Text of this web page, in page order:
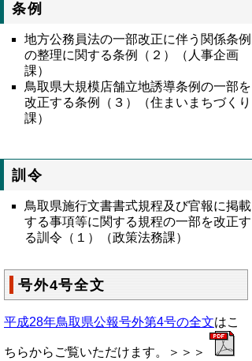
条例
地方公務員法の一部改正に伴う関係条例
の整理に関する条例（２）（人事企画
課）
鳥取県大規模店舗立地誘導条例の一部を
改正する条例（３）（住まいまちづくり
課）
訓令
鳥取県施行文書書式規程及び官報に掲載
する事項等に関する規程の一部を改正す
る訓令（１）（政策法務課）
号外4号全文
平成28年鳥取県公報号外第4号の全文はこ
ちらからご覧いただけます。＞＞＞